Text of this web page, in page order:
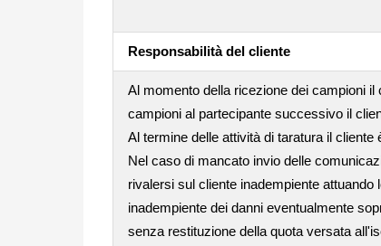
Responsabilità del cliente
Al momento della ricezione dei campioni
campioni al partecipante successivo il
Al termine delle attività di taratura il
Nel caso di mancato invio delle
rivalersi sul cliente inadempiente
inadempiente dei danni eventualmente
senza restituzione della quota versata